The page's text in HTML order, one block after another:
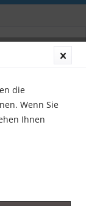
die
Wenn Sie
Ihnen